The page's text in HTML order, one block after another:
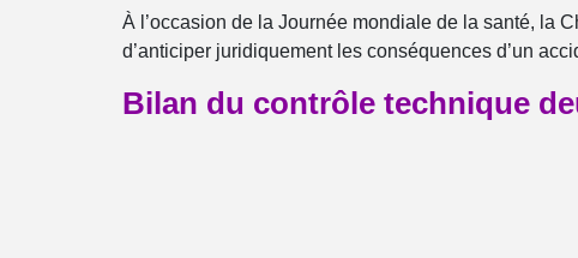
À l’occasion de la Journée mondiale de la santé, la
d’anticiper juridiquement les conséquences d’un
Bilan du contrôle technique